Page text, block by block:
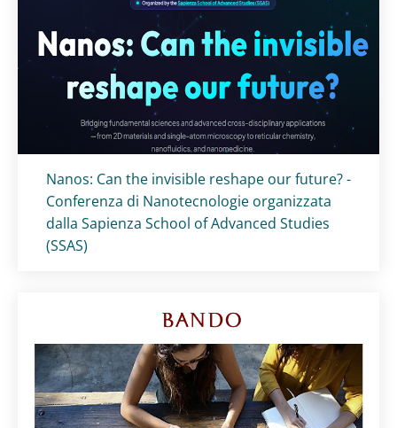
Titolo card:
Nanos: Can the invisible reshape our future? -
Conferenza di Nanotecnologie organizzata
dalla Sapienza School of Advanced Studies
(SSAS)